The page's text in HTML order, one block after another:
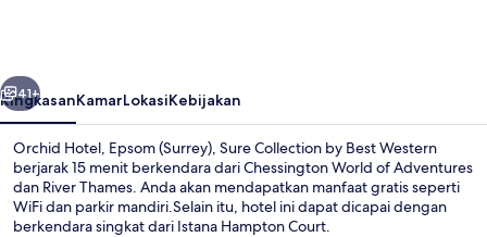
Collection
by
Best
Western
Berikutnya
41+
RingkasanKamarLokasiKebijakan
Orchid Hotel, Epsom (Surrey), Sure Collection by Best Western
berjarak 15 menit berkendara dari Chessington World of Adventures
dan River Thames. Anda akan mendapatkan manfaat gratis seperti
WiFi dan parkir mandiri.Selain itu, hotel ini dapat dicapai dengan
berkendara singkat dari Istana Hampton Court.